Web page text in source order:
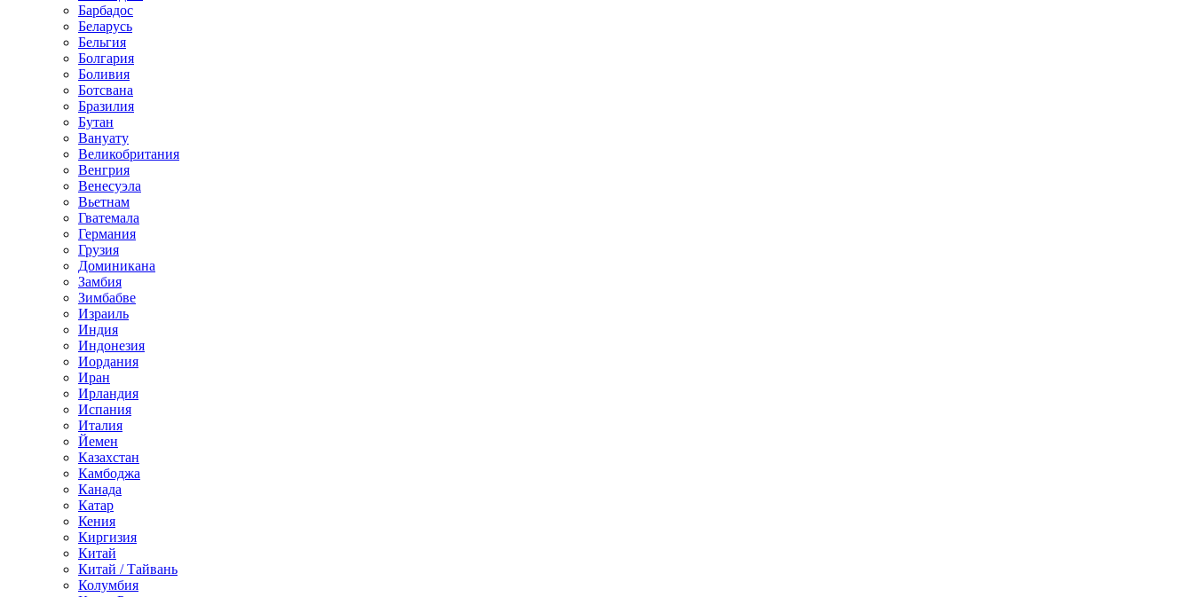
Барбадос
Беларусь
Бельгия
Болгария
Боливия
Ботсвана
Бразилия
Бутан
Вануату
Великобритания
Венгрия
Венесуэла
Вьетнам
Гватемала
Германия
Грузия
Доминикана
Замбия
Зимбабве
Израиль
Индия
Индонезия
Иордания
Иран
Ирландия
Испания
Италия
Йемен
Казахстан
Камбоджа
Канада
Катар
Кения
Киргизия
Китай
Китай / Тайвань
Колумбия